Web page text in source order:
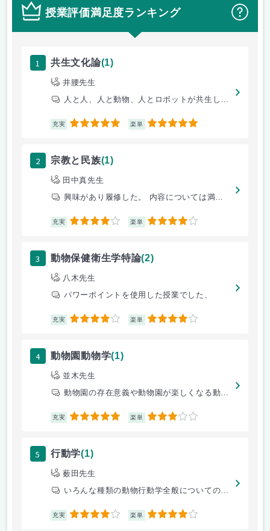
授業評価満足度ランキング ？
1 共生文化論(1)
井腰先生
人と人、人と動物、人とロボットが共生していくには何を考えればよいのかを
充実 5 楽単 5
2 宗教と民族(1)
田中真先生
興味があり履修した。 内容については満足している。 テストも講義内容か
充実 4 楽単 4
3 動物保健衛生学特論(2)
八木先生
パワーポイントを使用した授業でした、
充実 4 楽単 4
4 動物園動物学(1)
並木先生
動物園の存在意義や動物園が楽しくなる動物の観察方法などを実際に動物園に
充実 5 楽単 3
5 行動学(1)
薮田先生
いろんな種類の動物行動学全般についての説明。
充実 4 楽単 4